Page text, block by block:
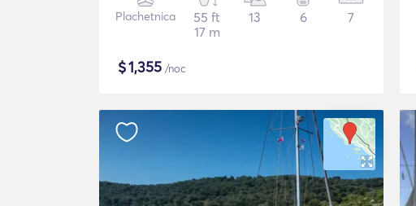
Plachetnica
55 ft
17 m
13 6 7
$1,355 /noc